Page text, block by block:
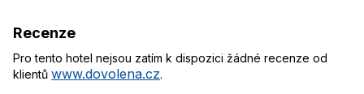
Recenze
Pro tento hotel nejsou zatím k dispozici žádné recenze od
klientů www.dovolena.cz.